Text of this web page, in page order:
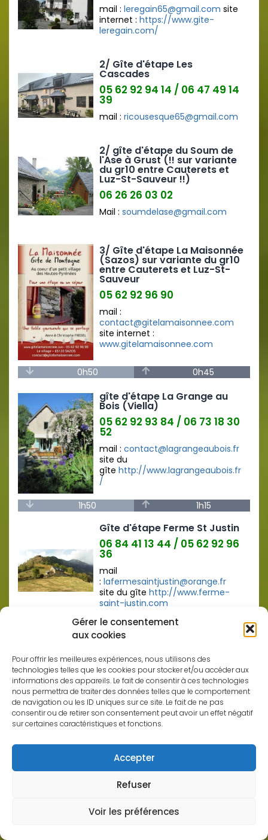
Gérer le consentement
aux cookies
Pour offrir les meilleures expériences, nous utilisons des
technologies telles que les cookies pour stocker et/ou accéder aux
informations des appareils. Le fait de consentir à ces technologies
nous permettra de traiter des données telles que le comportement
de navigation ou les ID uniques sur ce site. Le fait de ne pas
consentir ou de retirer son consentement peut avoir un effet négatif
sur certaines caractéristiques et fonctions.
Accepter
Refuser
Voir les préférences
mail : leregain65@gmail.com site
internet : https://www.gite-
leregain.com/
2/ Gîte d'étape Les
Cascades
05 62 92 94 14 / 06 47 49 14
39
mail : ricousesque65@gmail.com
2/ gîte d'étape du Soum de
l'Ase à Grust (!! sur variante
du gr10 entre Cauterets et
Luz-St-Sauveur !!)
06 26 26 03 02
Mail : soumdelase@gmail.com
3/ Gîte d'étape La Maisonnée
(Sazos) sur variante du gr10
entre Cauterets et Luz-St-
Sauveur
05 62 92 96 90
mail :
contact@gitelamaisonnee.com
site internet :
www.gitelamaisonnee.com
0h50 0h45
gîte d'étape La Grange au
Bois (Viella)
05 62 92 93 84 / 06 73 18 30
52
mail : contact@lagrangeaubois.fr
site du
gîte http://www.lagrangeaubois.fr
/
1h50 1h15
Gîte d'étape Ferme St Justin
06 84 41 13 44 / 05 62 92 96
36
mail
: lafermesaintjustin@orange.fr
site du gîte http://www.ferme-
saint-justin.com
0h35